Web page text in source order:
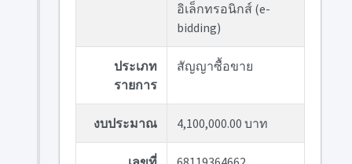
อิเล็กทรอนิกส์ (e-
bidding)
ประเภท
รายการ
สัญญาซื้อขาย
งบประมาณ 4,100,000.00 บาท